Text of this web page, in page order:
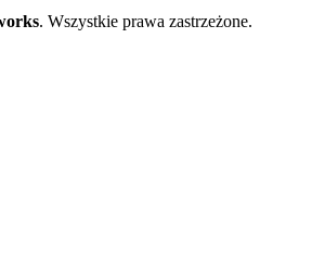
. Wszystkie prawa zastrzeżone.